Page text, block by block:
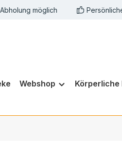
springen
Abholung möglich
Webshop Körperliche